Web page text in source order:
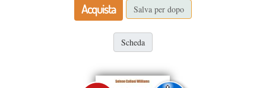
Acquista Salva per dopo
Scheda